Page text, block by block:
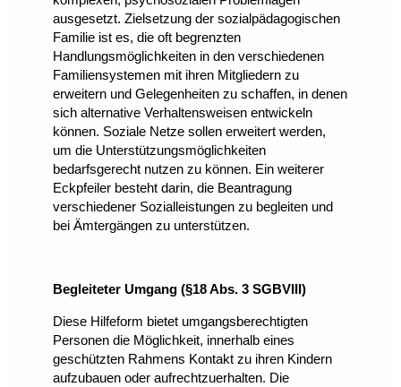
ausgesetzt. Zielsetzung der sozialpädagogischen
Familie ist es, die oft begrenzten
Handlungsmöglichkeiten in den verschiedenen
Familiensystemen mit ihren Mitgliedern zu
erweitern und Gelegenheiten zu schaffen, in denen
sich alternative Verhaltensweisen entwickeln
können. Soziale Netze sollen erweitert werden,
um die Unterstützungsmöglichkeiten
bedarfsgerecht nutzen zu können. Ein weiterer
Eckpfeiler besteht darin, die Beantragung
verschiedener Sozialleistungen zu begleiten und
bei Ämtergängen zu unterstützen.
Begleiteter Umgang (§18 Abs. 3 SGBVIII)
Diese Hilfeform bietet umgangsberechtigten
Personen die Möglichkeit, innerhalb eines
geschützten Rahmens Kontakt zu ihren Kindern
aufzubauen oder aufrechtzuerhalten. Die